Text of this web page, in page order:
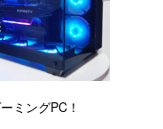
ミングPC！